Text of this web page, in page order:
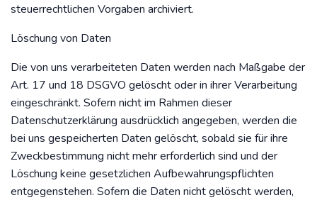
steuerrechtlichen Vorgaben archiviert.
Löschung von Daten
Die von uns verarbeiteten Daten werden nach Maßgabe der
Art. 17 und 18 DSGVO gelöscht oder in ihrer Verarbeitung
eingeschränkt. Sofern nicht im Rahmen dieser
Datenschutzerklärung ausdrücklich angegeben, werden die
bei uns gespeicherten Daten gelöscht, sobald sie für ihre
Zweckbestimmung nicht mehr erforderlich sind und der
Löschung keine gesetzlichen Aufbewahrungspflichten
entgegenstehen. Sofern die Daten nicht gelöscht werden,